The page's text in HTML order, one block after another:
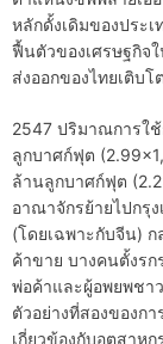
หลักดั้งเดิมของประ
ฟื้นตัวของเศรษฐกิจ
ส่งออกของไทยเติบโต
2547 ปริมาณการใ
ลูกบาศก์ฟุต
ล้านลูกบาศก์ฟุต
อาณาจักรย้ายไปกรุ
(โดยเฉพาะกับจีน)
ค้าขาย บางคนตั้งรก
พ่อค้าและผู้อพยพชา
ตัวอย่างที่สองของก
เกี่ยวข้องกับอุตสาหก